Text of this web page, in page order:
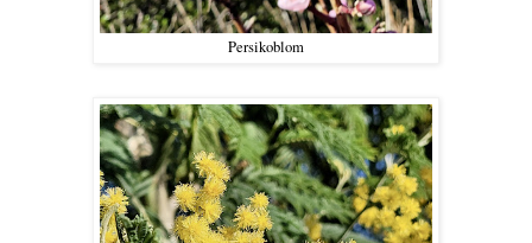
Persikoblom